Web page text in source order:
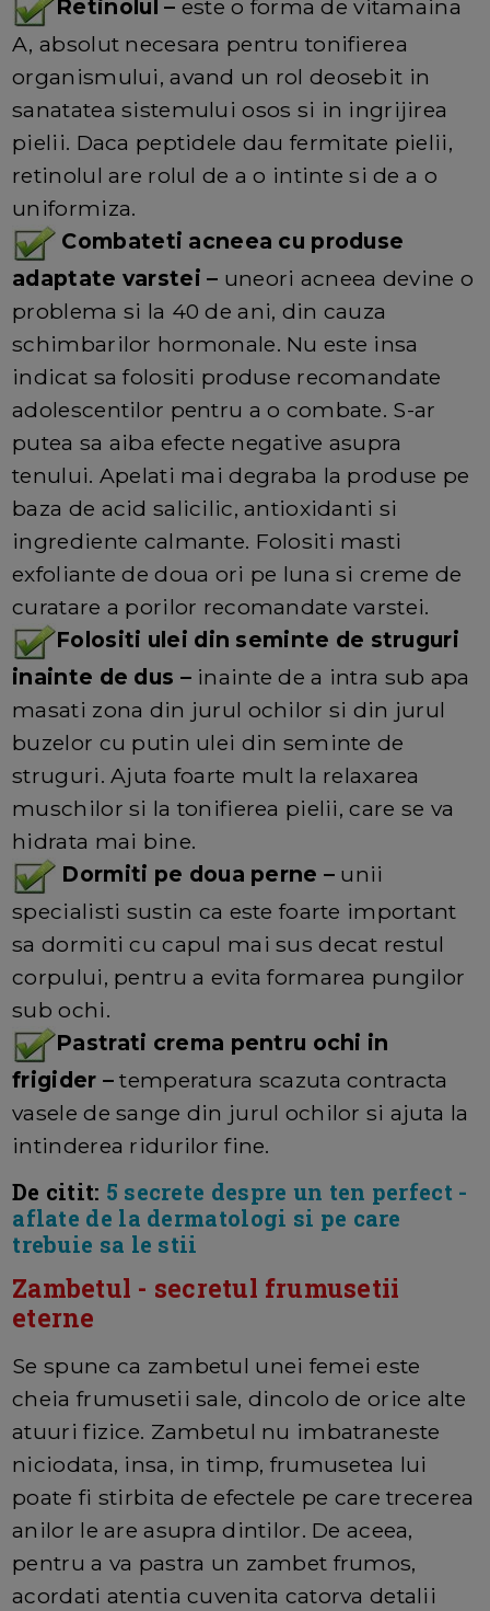
Retinolul – este o forma de vitamaina
A, absolut necesara pentru tonifierea
organismului, avand un rol deosebit in
sanatatea sistemului osos si in ingrijirea
pielii. Daca peptidele dau fermitate pielii,
retinolul are rolul de a o intinte si de a o
uniformiza.
Combateti acneea cu produse
adaptate varstei – uneori acneea devine o
problema si la 40 de ani, din cauza
schimbarilor hormonale. Nu este insa
indicat sa folositi produse recomandate
adolescentilor pentru a o combate. S-ar
putea sa aiba efecte negative asupra
tenului. Apelati mai degraba la produse pe
baza de acid salicilic, antioxidanti si
ingrediente calmante. Folositi masti
exfoliante de doua ori pe luna si creme de
curatare a porilor recomandate varstei.
Folositi ulei din seminte de struguri
inainte de dus –inainte de a intra sub apa
masati zona din jurul ochilor si din jurul
buzelor cu putin ulei din seminte de
struguri. Ajuta foarte mult la relaxarea
muschilor si la tonifierea pielii, care se va
hidrata mai bine.
Dormiti pe doua perne – unii
specialisti sustin ca este foarte important
sa dormiti cu capul mai sus decat restul
corpului, pentru a evita formarea pungilor
sub ochi.
Pastrati crema pentru ochi in
frigider – temperatura scazuta contracta
vasele de sange din jurul ochilor si ajuta la
intinderea ridurilor fine.
De citit: 5 secrete despre un ten perfect -
aflate de la dermatologi si pe care
trebuie sa le stii
Zambetul - secretul frumusetii
eterne
Se spune ca zambetul unei femei este
cheia frumusetii sale, dincolo de orice alte
atuuri fizice. Zambetul nu imbatraneste
niciodata, insa, in timp, frumusetea lui
poate fi stirbita de efectele pe care trecerea
anilor le are asupra dintilor. De aceea,
pentru a va pastra un zambet frumos,
acordati atentia cuvenita catorva detalii